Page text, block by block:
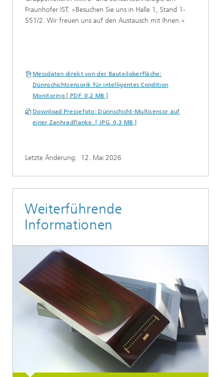
Fraunhofer IST. »Besuchen Sie uns in Halle 1, Stand 1-
551/2. Wir freuen uns auf den Austausch mit Ihnen.«
Messdaten direkt von der Bauteiloberfläche:
Dünnschichtsensorik für intelligentes Condition
Monitoring [ PDF 0,2 MB ]
Download Pressefoto: Dünnschicht-Multisensor auf
einer Zanhradflanke. [ JPG 0,3 MB ]
Letzte Änderung: 12. Mai 2026
Weiterführende
Informationen